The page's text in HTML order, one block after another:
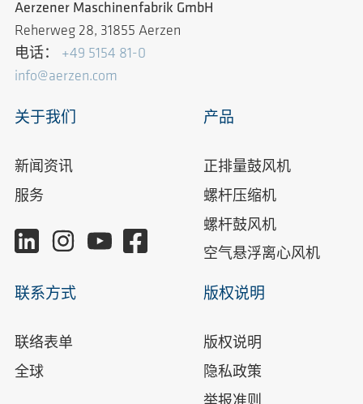
Aerzener Maschinenfabrik GmbH
Reherweg 28, 31855 Aerzen
电话： +49 5154 81-0
info@aerzen.com
关于我们
新闻资讯
服务
产品
正排量鼓风机
螺杆压缩机
螺杆鼓风机
空气悬浮离心风机
联系方式
联络表单
全球
版权说明
版权说明
隐私政策